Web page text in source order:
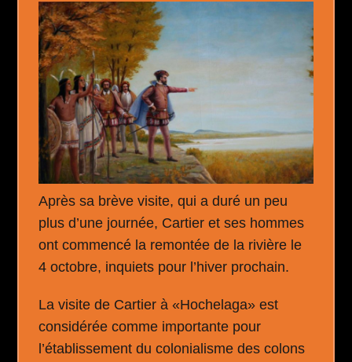
Après sa brève visite, qui a duré un peu
plus d’une journée, Cartier et ses hommes
ont commencé la remontée de la rivière le
4 octobre, inquiets pour l’hiver prochain.
La visite de Cartier à «Hochelaga» est
considérée comme importante pour
l’établissement du colonialisme des colons